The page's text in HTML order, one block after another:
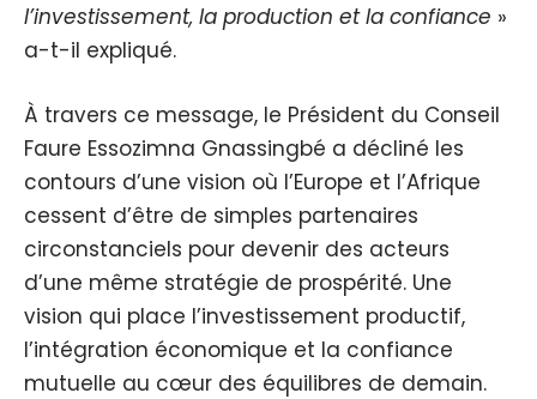
l’investissement, la production et la confiance »
a-t-il expliqué.
À travers ce message, le Président du Conseil
Faure Essozimna Gnassingbé a décliné les
contours d’une vision où l’Europe et l’Afrique
cessent d’être de simples partenaires
circonstanciels pour devenir des acteurs
d’une même stratégie de prospérité. Une
vision qui place l’investissement productif,
l’intégration économique et la confiance
mutuelle au cœur des équilibres de demain.